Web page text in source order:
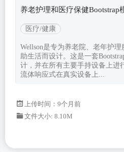
养老护理和医疗保健Bootstrap
医疗/健康
Wellson是专为养老院、老年护
助生活而设计。这是一套
计，并在所有主要手持设备上进
流体响应式在真实设备上...
上传时间：9个月前
文件大小: 8.10M